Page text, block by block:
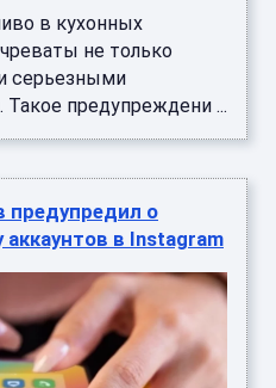
в кухонных
не только
серьезными
предупреждени ...
предупредил о
аккаунтов в Instagram